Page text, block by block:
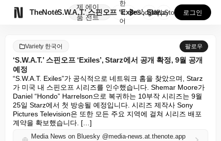
TheNote
제
품
에이
전트
‘S.W.A.T.’ 스핀오프 ‘Exiles’, Star...
한
국
어
GooglePlay
AppStore 로그인
Variety 한국어 팔로우
‘S.W.A.T.’ 스핀오프 ‘Exiles’, Starz에서 공개 확정, 9월 공개
예정
“S.W.A.T. Exiles”가 공식적으로 네트워크 홈을 찾았으며, Starz
가 미국 내 스핀오프 시리즈를 인수했습니다. Shemar Moore가
Daniel “Hondo” Harrelson으로 복귀하는 10부작 시리즈는 9월
25일 Starz에서 첫 방송될 예정입니다. 시리즈 제작사 Sony
Pictures Television은 또한 모든 주요 지역에 걸쳐 시리즈 배포
계약을 확보했습니다. […]
Media News on Bluesky @media-news.at.thenote.app